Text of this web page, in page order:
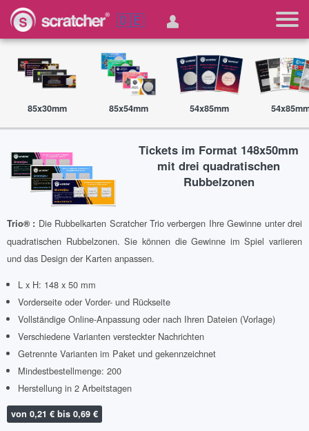
🇩🇪
85x30mm 85x54mm 54x85mm
Tickets im Format 148x50mm
mit drei quadratischen
Rubbelzonen
Trio® : Die Rubbelkarten Scratcher Trio verbergen Ihre Gewinne unter drei
quadratischen Rubbelzonen. Sie können die Gewinne im Spiel variieren
und das Design der Karten anpassen.
L x H: 148 x 50 mm
Vorderseite oder Vorder- und Rückseite
Vollständige Online-Anpassung oder nach Ihren Dateien (Vorlage)
Verschiedene Varianten versteckter Nachrichten
Getrennte Varianten im Paket und gekennzeichnet
Mindestbestellmenge: 200
Herstellung in 2 Arbeitstagen
von 0,21 € bis 0,69 €